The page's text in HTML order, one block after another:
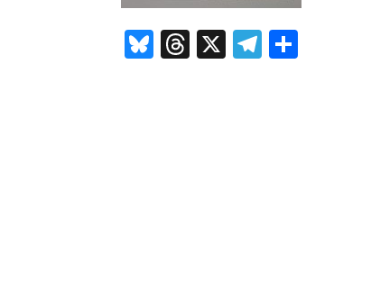
Bluesky
Threads
X Telegram